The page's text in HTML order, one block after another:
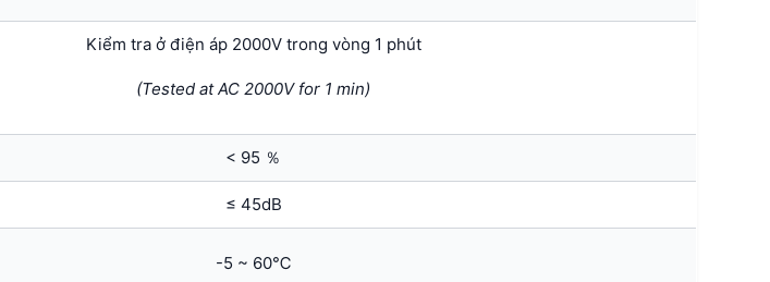
Kiểm tra ở điện áp 2000V trong vòng 1 phút
(Tested at AC 2000V for 1 min)
< 95 ％
≤ 45dB
-5 ~ 60℃